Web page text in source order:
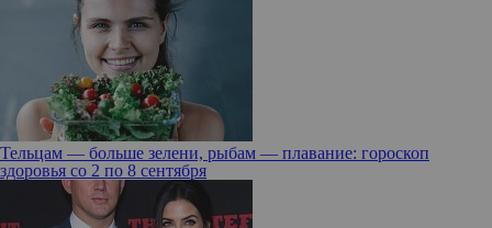
Тельцам — больше зелени, рыбам — плавание: гороскоп
здоровья со 2 по 8 сентября